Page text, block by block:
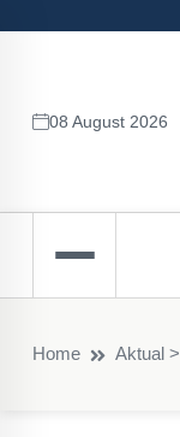
08 August 2026
Home Aktual